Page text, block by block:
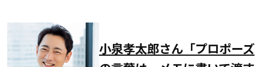
小泉孝太郎さん「プロポーズ